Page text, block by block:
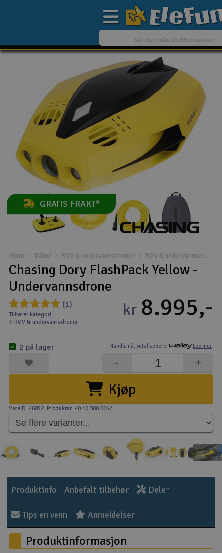
Ukens tilbud
Mine favoritter
3D-print
Batteri & ladere
Biler
Droner
Fly
Helikopter
Kamerautstyr
Modellbygging, LEGO
Modelljernbane
Motor & tilbehør
Outlet
Radioutstyr
Raketter
Smarthjem, lek &
GRATIS FRAKT*
* Dette produktet kvalifiserer til gratis
frakt. Andre varer i samme ordre vil da
Unntak er varer med egne spesifike
fraktkriterier.
Hjem Båter ROV & undervannsdroner ROV & undervannsdroner
Chasing Dory FlashPack Yellow -
Undervannsdrone
(1)
Tilhører kategori
ROV & undervannsdroner
Handle nå, betal senere. Les mer
kr 8.995,-
Kjøp
+
-
2 på lager
VareID: 46852, Produktnr: 40.10.300.0042
Produktinfo Anbefalt tilbehør Deler
Tips en venn Anmeldelser
Produktinformasjon